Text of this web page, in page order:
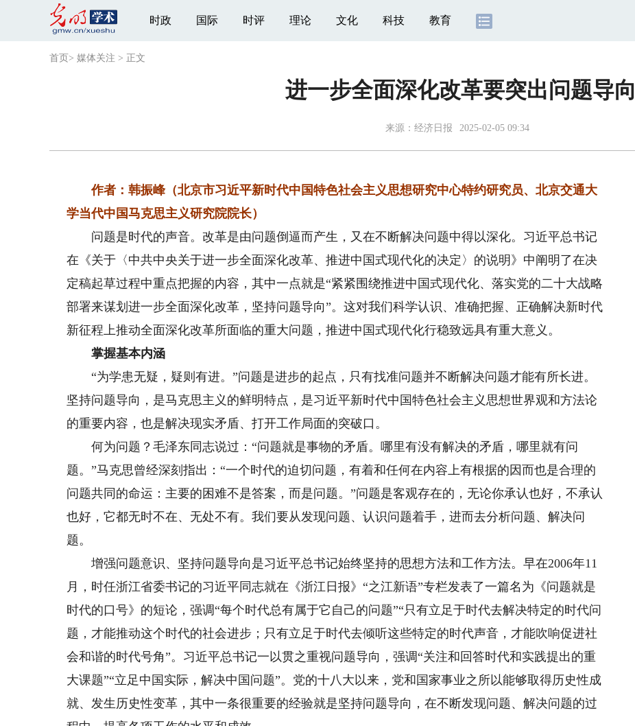
时政 国际 时评 理论 文化 科技 教育
首页 > 媒体关注 > 正文
进一步全面深化改革要突出问题导向
来源： 经济日报 2025-02-05 09:34
作者：韩振峰（北京市习近平新时代中国特色社会主义思想研究中心特约研究员、北京交通大
学当代中国马克思主义研究院院长）
问题是时代的声音。改革是由问题倒逼而产生，又在不断解决问题中得以深化。习近平总书记
在《关于〈中共中央关于进一步全面深化改革、推进中国式现代化的决定〉的说明》中阐明了在决
定稿起草过程中重点把握的内容，其中一点就是“紧紧围绕推进中国式现代化、落实党的二十大战略
部署来谋划进一步全面深化改革，坚持问题导向”。这对我们科学认识、准确把握、正确解决新时代
新征程上推动全面深化改革所面临的重大问题，推进中国式现代化行稳致远具有重大意义。
掌握基本内涵
“为学患无疑，疑则有进。”问题是进步的起点，只有找准问题并不断解决问题才能有所长进。
坚持问题导向，是马克思主义的鲜明特点，是习近平新时代中国特色社会主义思想世界观和方法论
的重要内容，也是解决现实矛盾、打开工作局面的突破口。
何为问题？毛泽东同志说过：“问题就是事物的矛盾。哪里有没有解决的矛盾，哪里就有问
题。”马克思曾经深刻指出：“一个时代的迫切问题，有着和任何在内容上有根据的因而也是合理的
问题共同的命运：主要的困难不是答案，而是问题。”问题是客观存在的，无论你承认也好，不承认
也好，它都无时不在、无处不有。我们要从发现问题、认识问题着手，进而去分析问题、解决问
题。
增强问题意识、坚持问题导向是习近平总书记始终坚持的思想方法和工作方法。早在2006年11
月，时任浙江省委书记的习近平同志就在《浙江日报》“之江新语”专栏发表了一篇名为《问题就是
时代的口号》的短论，强调“每个时代总有属于它自己的问题”“只有立足于时代去解决特定的时代问
题，才能推动这个时代的社会进步；只有立足于时代去倾听这些特定的时代声音，才能吹响促进社
会和谐的时代号角”。习近平总书记一以贯之重视问题导向，强调“关注和回答时代和实践提出的重
大课题”“立足中国实际，解决中国问题”。党的十八大以来，党和国家事业之所以能够取得历史性成
就、发生历史性变革，其中一条很重要的经验就是坚持问题导向，在不断发现问题、解决问题的过